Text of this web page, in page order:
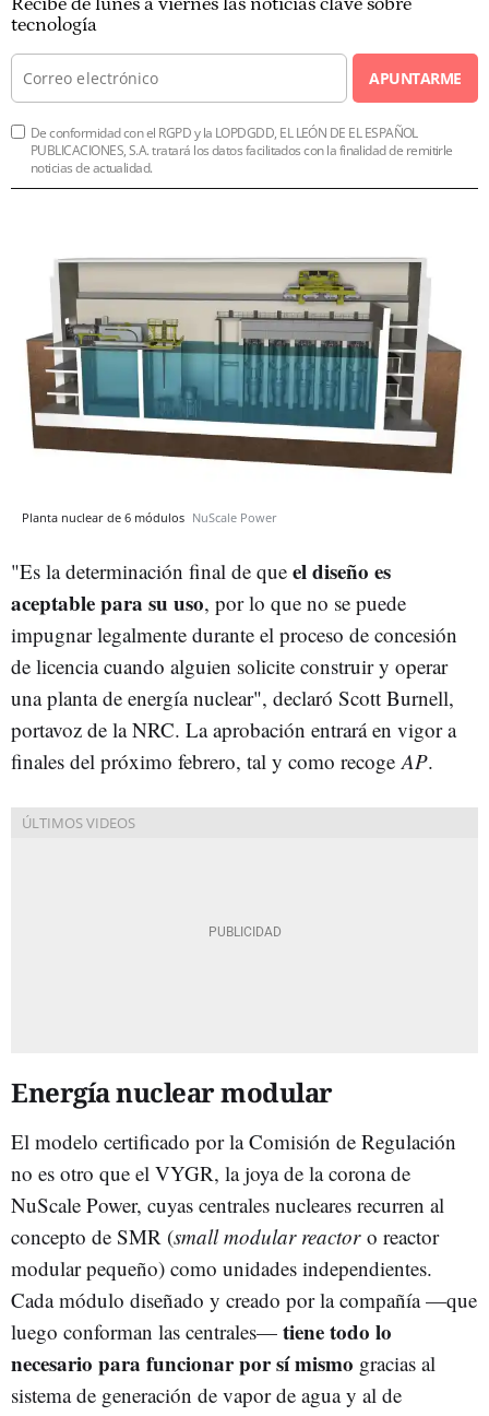
Recibe de lunes a viernes las noticias clave sobre
tecnología
APUNTARME
De conformidad con el RGPD y la LOPDGDD, EL LEÓN DE EL ESPAÑOL
PUBLICACIONES, S.A. tratará los datos facilitados con la finalidad de remitirle
noticias de actualidad.
Planta nuclear de 6 módulos NuScale Power
"Es la determinación final de que el diseño es
aceptable para su uso, por lo que no se puede
impugnar legalmente durante el proceso de concesión
de licencia cuando alguien solicite construir y operar
una planta de energía nuclear", declaró Scott Burnell,
portavoz de la NRC. La aprobación entrará en vigor a
finales del próximo febrero, tal y como recoge AP.
Energía nuclear modular
El modelo certificado por la Comisión de Regulación
no es otro que el VYGR, la joya de la corona de
NuScale Power, cuyas centrales nucleares recurren al
concepto de SMR (small modular reactor o reactor
modular pequeño) como unidades independientes.
Cada módulo diseñado y creado por la compañía —que
luego conforman las centrales— tiene todo lo
necesario para funcionar por sí mismo gracias al
sistema de generación de vapor de agua y al de